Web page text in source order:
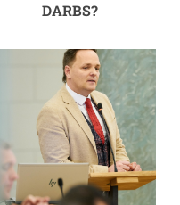
DARBS?